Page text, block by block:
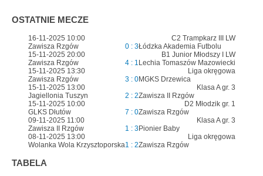
OSTATNIE MECZE
16-11-2025 10:00
C2 Trampkarz III LW
Zawisza Rzgów
0 : 3Łódzka Akademia Futbolu
15-11-2025 20:00
B1 Junior Młodszy I LW
Zawisza Rzgów
4 : 1 Lechia Tomaszów Mazowiecki
15-11-2025 13:30
Liga okręgowa
Zawisza Rzgów
3 : 0MGKS Drzewica
15-11-2025 13:00
Klasa A gr. 3
Jagiellonia Tuszyn
2 : 2Zawisza II Rzgów
15-11-2025 10:00
D2 Młodzik gr. 1
GLKS Dłutów
7 : 0Zawisza Rzgów
09-11-2025 11:00
Klasa A gr. 3
Zawisza II Rzgów
1 : 3Pionier Baby
08-11-2025 13:00
Liga okręgowa
Wolanka Wola Krzysztoporska1 : 2Zawisza Rzgów
TABELA